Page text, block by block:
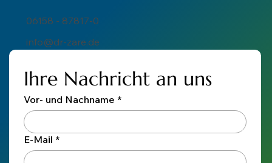
06158 - 87817-0
info@dr-zare.de
Ihre Nachricht an uns
Vor- und Nachname *
E-Mail *